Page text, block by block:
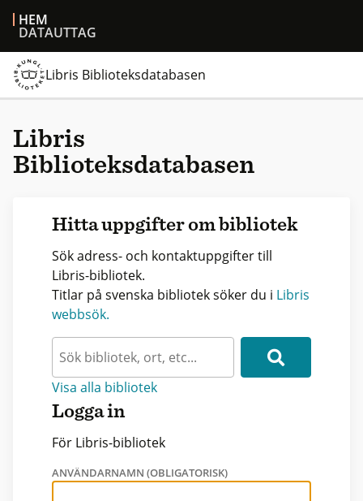
HEM
DATAUTTAG
Libris Biblioteksdatabasen
Libris
Biblioteksdatabasen
Hitta uppgifter om bibliotek
Sök adress- och kontaktuppgifter till
Libris-bibliotek.
Titlar på svenska bibliotek söker du i Libris
webbsök.
Visa alla bibliotek
Logga in
För Libris-bibliotek
ANVÄNDARNAMN (OBLIGATORISK)